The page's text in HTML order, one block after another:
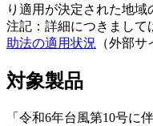
り適用が決定された地域
注記：詳細につきまして
助法の適用状況 （外部
対象製品
「令和6年台風第10号に